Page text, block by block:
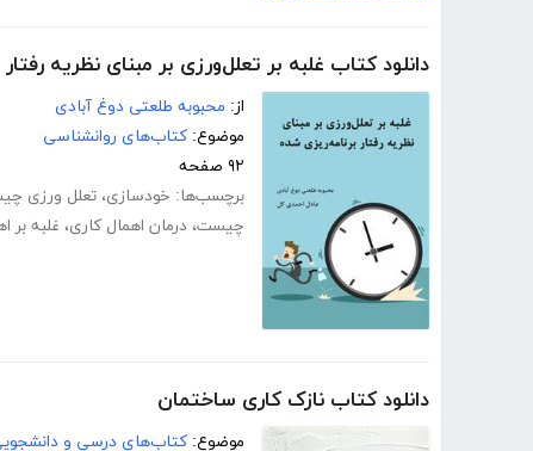
دانلود کتاب غلبه بر تعلل‌ورزی بر مبنای نظریه
از: محبوبه طلعتی دوغ آبادی
موضوع: کتاب‌های روانشناسی
۹۲ صفحه
برچسب‌ها: خودسازی، تعلل ورزی
چیست، درمان اهمال کاری، غلبه بر
دانلود کتاب نازک کاری ساختمان
موضوع: کتاب‌های درسی و